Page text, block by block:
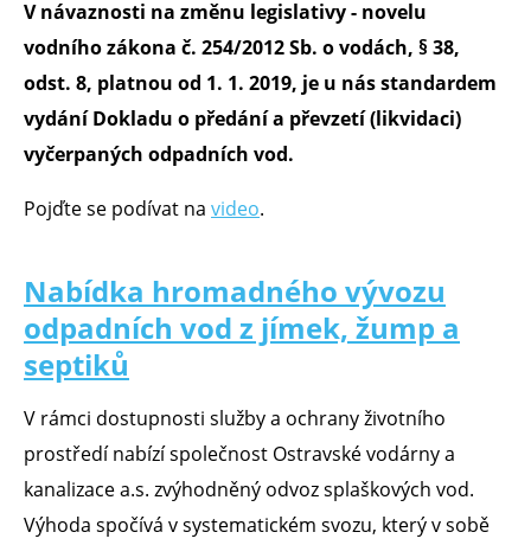
V návaznosti na změnu legislativy - novelu
vodního zákona č. 254/2012 Sb. o vodách, § 38,
odst. 8, platnou od 1. 1. 2019, je u nás standardem
vydání Dokladu o předání a převzetí (likvidaci)
vyčerpaných odpadních vod.
Pojďte se podívat na video.
Nabídka hromadného vývozu
odpadních vod z jímek, žump a
septiků
V rámci dostupnosti služby a ochrany životního
prostředí nabízí společnost Ostravské vodárny a
kanalizace a.s. zvýhodněný odvoz splaškových vod.
Výhoda spočívá v systematickém svozu, který v sobě